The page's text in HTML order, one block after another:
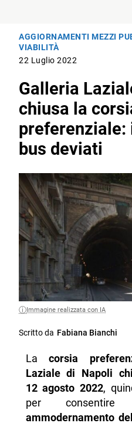
AGGIORNAMENTI MEZZI
VIABILITÀ
22 Luglio 2022
Galleria
chiusa la
preferenziale:
bus deviati
Immagine realizzata con IA
Scritto da Fabiana Bianchi
Lacorsia
Laziale di Napoli
12 agosto 2022,
per
ammodernamento